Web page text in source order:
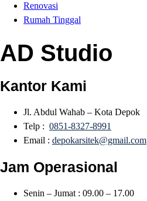
Renovasi
Rumah Tinggal
AD Studio
Kantor Kami
Jl. Abdul Wahab – Kota Depok
Telp : 0851-8327-8991
Email : depokarsitek@gmail.com
Jam Operasional
Senin – Jumat : 09.00 – 17.00